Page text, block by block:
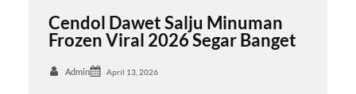
Cendol Dawet Salju Minuman
Frozen Viral 2026 Segar Banget
Admin April 13, 2026